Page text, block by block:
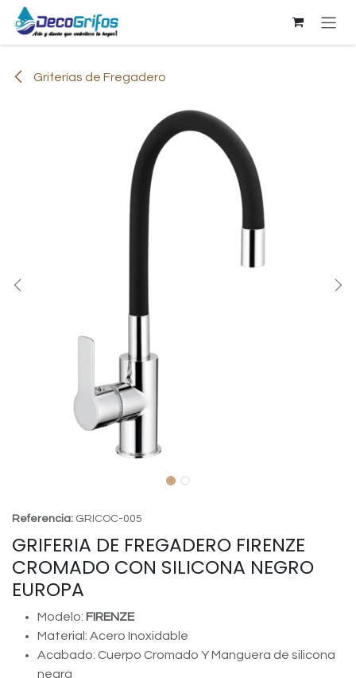
Ir al contenido
Griferías de Fregadero
Referencia: GRICOC-005
GRIFERIA DE FREGADERO FIRENZE
CROMADO CON SILICONA NEGRO
EUROPA
Modelo: FIRENZE
Material: Acero Inoxidable
Acabado: Cuerpo Cromado Y Manguera de silicona
negra